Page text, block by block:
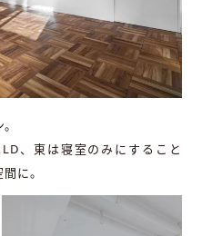
、東は寝室のみにすること
に。